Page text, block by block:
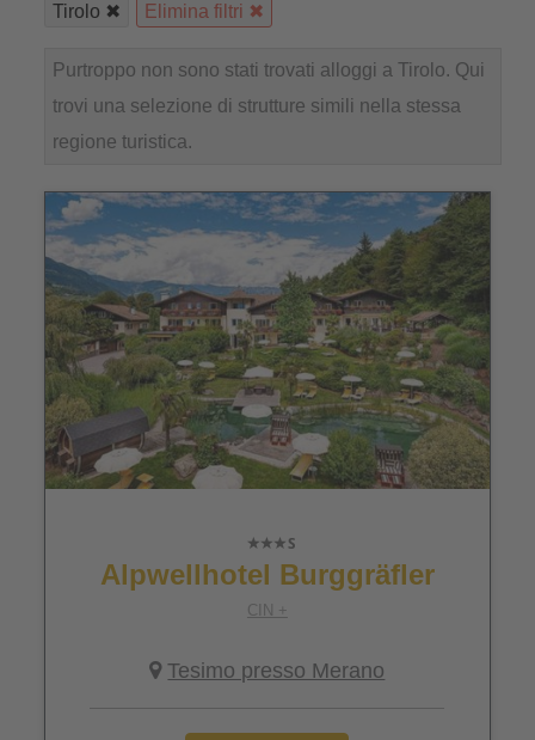
Tirolo Elimina filtri
Purtroppo non sono stati trovati alloggi a Tirolo. Qui
trovi una selezione di strutture simili nella stessa
regione turistica.
Alpwellhotel Burggräfler
CIN +
Tesimo presso Merano